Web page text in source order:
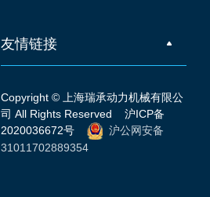
友情链接
Copyright © 上海瑞承动力机械有限公
司 All Rights Reserved沪ICP备
2020036672号
沪公网安备
31011702889354